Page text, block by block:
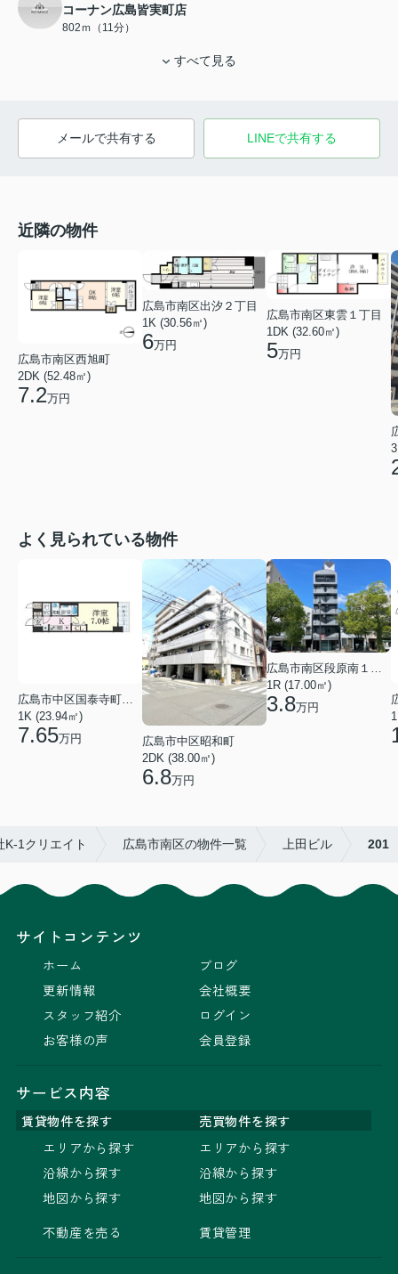
コーナン広島皆実町店
802ｍ（11分）
すべて見る
メールで共有する LINEで共有する
近隣の物件
広島市南区西旭町
2DK (52.48㎡)
7.2万円
広島市南区出汐２丁目
1K (30.56㎡)
6万円
広島市南区東雲１丁目
1DK (32.60㎡)
5万円
よく見られている物件
広島市中区国泰寺町２丁目
1K (23.94㎡)
7.65万円
広島市中区昭和町
2DK (38.00㎡)
6.8万円
広島市南区段原南１丁目
1R (17.00㎡)
3.8万円
1クリエイト 広島市南区の物件一覧 上田ビル 201
サイトコンテンツ
ホーム
更新情報
スタッフ紹介
お客様の声
ブログ
会社概要
ログイン
会員登録
サービス内容
賃貸物件を探す
売買物件を探す
エリアから探す
沿線から探す
地図から探す
不動産を売る
エリアから探す
沿線から探す
地図から探す
賃貸管理